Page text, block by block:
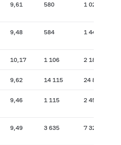
9,61 580 1 024
9,48 584 1 441
10,17 1 106 2 186
9,62 14 115 24 899
9,46 1 115 2 450
9,49 3 635 7 321